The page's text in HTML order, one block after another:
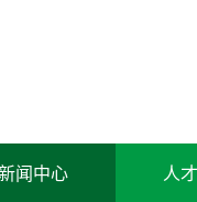
闻中心 人